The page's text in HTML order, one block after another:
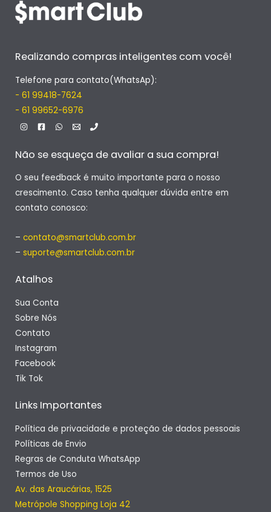
Realizando compras inteligentes com você!
Telefone para contato(WhatsAp):
- 61 99418-7624
- 61 99652-6976
Não se esqueça de avaliar a sua compra!
O seu feedback é muito importante para o nosso
crescimento. Caso tenha qualquer dúvida entre em
contato conosco:
– contato@smartclub.com.br
– suporte@smartclub.com.br
Atalhos
Sua Conta
Sobre Nós
Contato
Instagram
Facebook
Tik Tok
Links Importantes
Política de privacidade e proteção de dados pessoais
Políticas de Envio
Regras de Conduta WhatsApp
Termos de Uso
Av. das Araucárias, 1525
Metrópole Shopping Loja 42